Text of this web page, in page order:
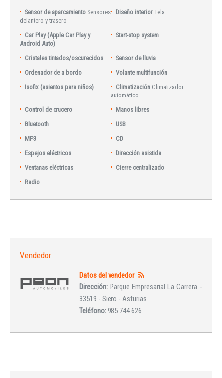
Sensor de aparcamiento Sensores
delantero y trasero
Diseño interior Tela
Car Play (Apple Car Play y
Android Auto)
Start-stop system
Cristales tintados/oscurecidos
Sensor de lluvia
Ordenador de a bordo
Volante multifunción
Isofix (asientos para niños)
Climatización Climatizador
automático
Control de crucero
Manos libres
Bluetooth
USB
MP3
CD
Espejos eléctricos
Dirección asistida
Ventanas eléctricas
Cierre centralizado
Radio
Vendedor
Datos del vendedor
Dirección: Parque Empresarial La Carrera -
33519 - Siero - Asturias
Teléfono:985 744 626